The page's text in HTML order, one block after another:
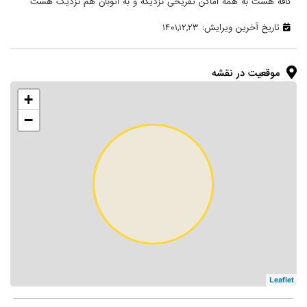
تاریخ آخرین ویرایش: ۱۴۰۱,۱۲,۲۳
موقعیت در نقشه
+
−
Leaflet